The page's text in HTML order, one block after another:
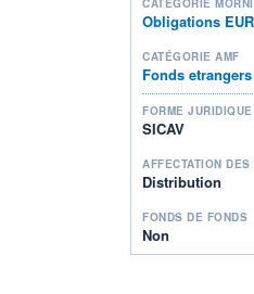
CATÉGORIE
Obligations
CATÉGORIE AMF
Fonds etrangers
FORME JURIDIQUE
SICAV
AFFECTATION DES
Distribution
FONDS DE FONDS
Non